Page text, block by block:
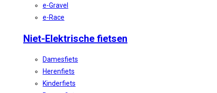
e-Gravel
e-Race
Niet-Elektrische fietsen
Damesfiets
Herenfiets
Kinderfiets